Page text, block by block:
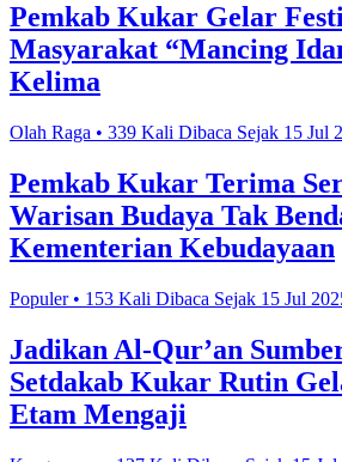
Pemkab Kukar Gelar
Masyarakat “Mancing
Kelima
Olah Raga • 339 Kali Dibaca Sejak 15 Jul
Pemkab Kukar Terima
Warisan Budaya Tak
Kementerian Kebudayaan
Populer • 153 Kali Dibaca Sejak 15 Jul
Jadikan Al-Qur’an
Setdakab Kukar Rutin
Etam Mengaji